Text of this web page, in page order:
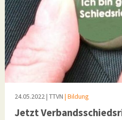
24.05.2022| TTVN | Bildung
Jetzt